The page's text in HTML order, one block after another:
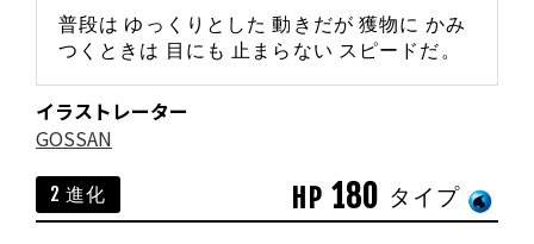
普段は ゆっくりとした 動きだが 獲物に かみ
つくときは 目にも 止まらない スピードだ。
イラストレーター
GOSSAN
2 進化 HP 180 タイプ